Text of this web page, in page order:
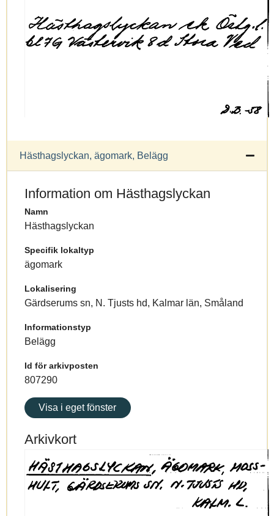
Hästhagslyckan, ägomark, Belägg
Information om Hästhagslyckan
Namn
Hästhagslyckan
Specifik lokaltyp
ägomark
Lokalisering
Gärdserums sn, N. Tjusts hd, Kalmar län, Småland
Informationstyp
Belägg
Id för arkivposten
807290
Visa i eget fönster
Arkivkort